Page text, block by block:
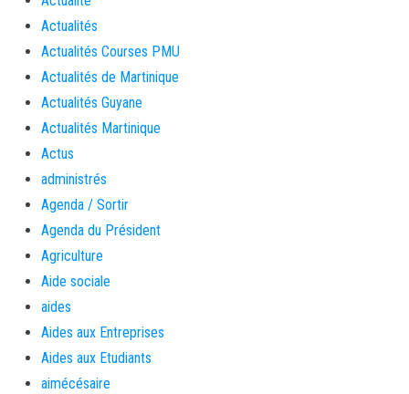
Actualités
Actualités Courses PMU
Actualités de Martinique
Actualités Guyane
Actualités Martinique
Actus
administrés
Agenda / Sortir
Agenda du Président
Agriculture
Aide sociale
aides
Aides aux Entreprises
Aides aux Etudiants
aimécésaire